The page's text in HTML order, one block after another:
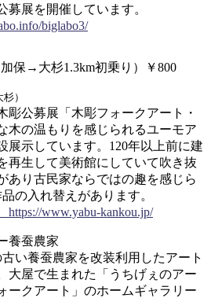
募展を開催しています。
biglabo3/
保→大杉1.3km初乗り）￥800
）
彫公募展「木彫フォークアート・
木の温もりを感じられるユーモア
展示しています。120年以上前に建
再生して美術館にしていて吹き抜
あり古民家ならではの趣を感じら
の入れ替えがあります。
www.yabu-kankou.jp/
養蚕農家
い養蚕農家を改装利用したアート
大屋で生まれた「うちげぇのアー
ークアート」のホームギャラリー